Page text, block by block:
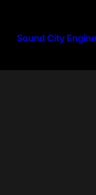
Sound City